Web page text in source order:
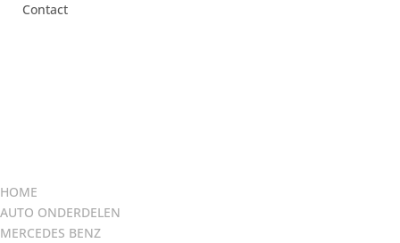
Contact
HOME
AUTO ONDERDELEN
MERCEDES BENZ